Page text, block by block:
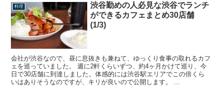
料理
渋谷勤めの人必見な渋谷でランチ
ができるカフェまとめ30店舗
(1/3)
会社が渋谷なので、昼に息抜きも兼ねて、ゆっくり食事の取れるカフ
ェを巡っていました。 週に2軒くらいずつ、約4ヶ月かけて巡り、今
日で30店舗に到達しました。体感的には渋谷駅エリアでこの倍くら
いはありそうなのですが、キリが良いので公開します。 ...